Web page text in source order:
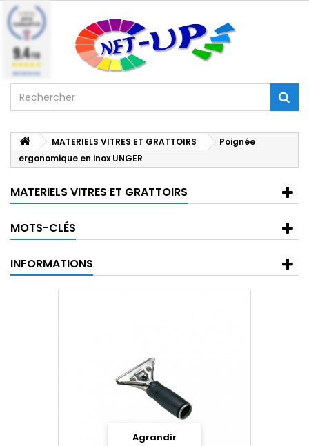
MATERIELS VITRES ET GRATTOIRS
Poignée
ergonomique en inox UNGER
MATERIELS VITRES ET GRATTOIRS
MOTS-CLÉS
INFORMATIONS
Agrandir
9.4/10